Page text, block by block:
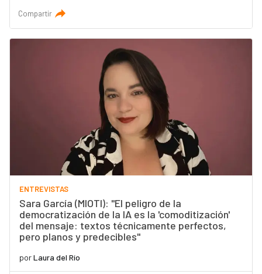
Compartir
ENTREVISTAS
Sara García (MIOTI): "El peligro de la
democratización de la IA es la 'comoditización'
del mensaje: textos técnicamente perfectos,
pero planos y predecibles"
porLaura del Río